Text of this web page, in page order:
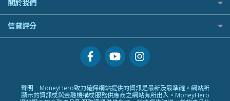
Starr
Zurich 蘇黎世
Hashkey好唔好？
Syfe好唔好？
英鎊定存
澳元定存
債務管理
投資理財
置業安居
專欄文章
MoneyHero電子報
所有合作銀行或機構
關於我們
服務承諾
網上支援
條款及細則
信貸評分
聲明﹕MoneyHero致力確保網站提供的資訊是最新及最準確。網站所
顯示的資訊或與金融機構或服務供應商之網站有所出入。MoneyHero